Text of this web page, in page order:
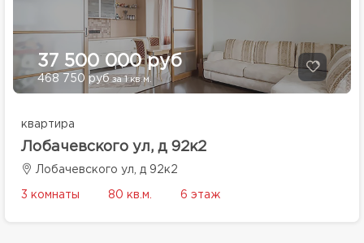
37 500 000 руб
468 750 руб за 1 кв.м.
квартира
Лобачевского ул, д 92к2
Лобачевского ул, д 92к2
3 комнаты 80 кв.м. 6 этаж